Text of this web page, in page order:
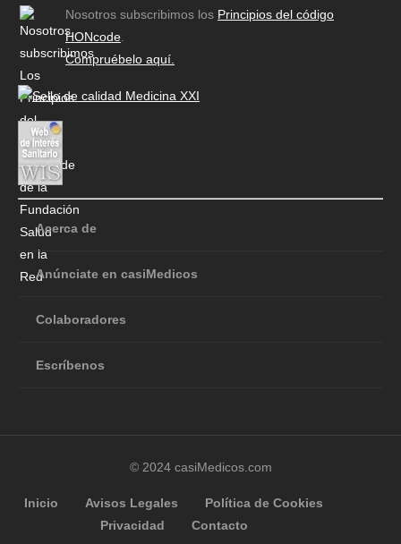
Nosotros subscribimos los Principios del código
HONcode
Compruébelo aquí.
Acerca de
Anúnciate en casiMedicos
Colaboradores
Escríbenos
© 2024 casiMedicos.com
Inicio Avisos Legales
Política de Cookies
Privacidad
Contacto